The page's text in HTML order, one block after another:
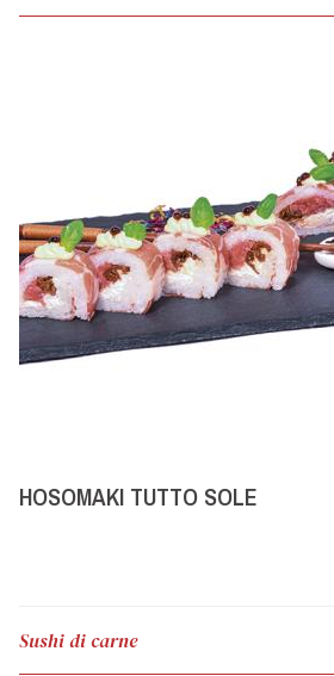
HOSOMAKI TUTTO SOLE
Sushi di carne